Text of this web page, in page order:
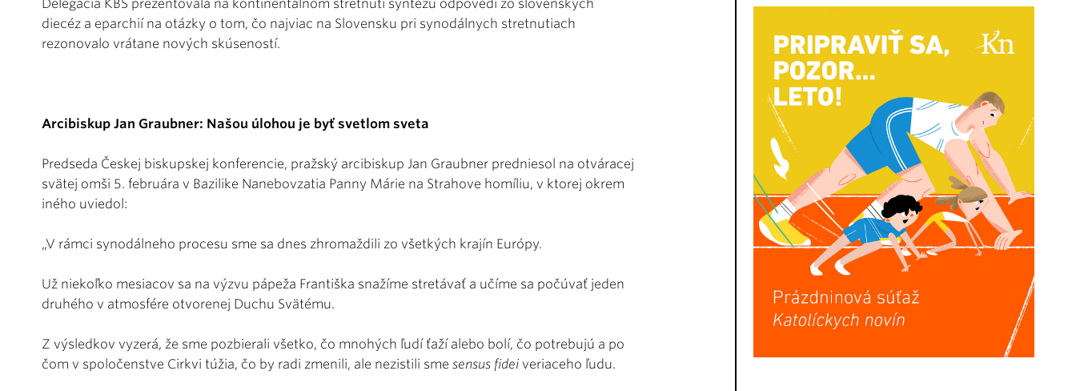
Delegácia KBS prezentovala na kontinentálnom stretnutí syntézu odpovedí zo slovenských
diecéz a eparchií na otázky o tom, čo najviac na Slovensku pri synodálnych stretnutiach
rezonovalo vrátane nových skúseností.
Arcibiskup Jan Graubner: Našou úlohou je byť svetlom sveta
Predseda Českej biskupskej konferencie, pražský arcibiskup Jan Graubner predniesol na otváracej
svätej omši 5. februára v Bazilike Nanebovzatia Panny Márie na Strahove homíliu, v ktorej okrem
iného uviedol:
„V rámci synodálneho procesu sme sa dnes zhromaždili zo všetkých krajín Európy.
Už niekoľko mesiacov sa na výzvu pápeža Františka snažíme stretávať a učíme sa počúvať jeden
druhého v atmosfére otvorenej Duchu Svätému.
Z výsledkov vyzerá, že sme pozbierali všetko, čo mnohých ľudí ťaží alebo bolí, čo potrebujú a po
čom v spoločenstve Cirkvi túžia, čo by radi zmenili, ale nezistili sme sensus fidei veriaceho ľudu.